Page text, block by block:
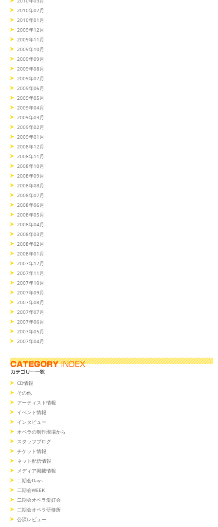
2010年02月
2010年01月
2009年12月
2009年11月
2009年10月
2009年09月
2009年08月
2009年07月
2009年06月
2009年05月
2009年04月
2009年03月
2009年02月
2009年01月
2008年12月
2008年11月
2008年10月
2008年09月
2008年08月
2008年07月
2008年06月
2008年05月
2008年04月
2008年03月
2008年02月
2008年01月
2007年12月
2007年11月
2007年10月
2007年09月
2007年08月
2007年07月
2007年06月
2007年05月
2007年04月
CD情報
その他
アーティスト情報
イベント情報
インタビュー
オペラの制作現場から
スタッフブログ
チケット情報
ネット配信情報
メディア掲載情報
二期会Days
二期会WEEK
二期会オペラ愛好会
二期会オペラ研修所
公演レビュー